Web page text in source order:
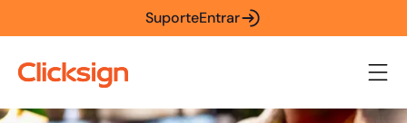
SuporteEntrar